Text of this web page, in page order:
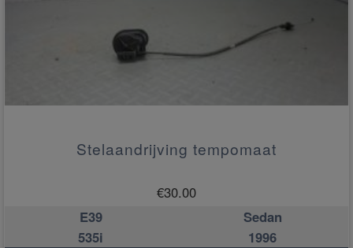
Stelaandrijving tempomaat
€30.00
E39
Sedan
535i
1996